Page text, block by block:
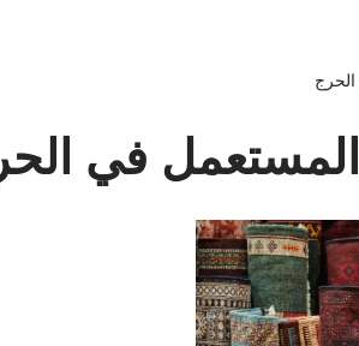
في